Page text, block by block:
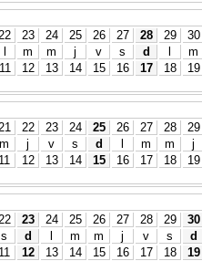
23 24 25 26 27 28 29 30
m m j v s d m
11 12 13 14 15 16 17 18 19
22 23 24 25 26 27 28 29
m j v s d m m j
11 12 13 14 15 16 17 18 19
23 24 25 26 27 28 29 30
s d m m j v s d
11 12 13 14 15 16 17 18 19